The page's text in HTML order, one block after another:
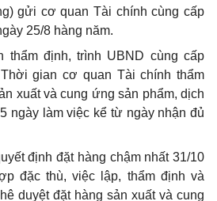
gửi cơ quan Tài chính cùng cấp
25/8 hàng năm.
thẩm định, trình UBND cùng cấp
gian cơ quan Tài chính thẩm
xuất và cung ứng sản phẩm, dịch
ngày làm việc kể từngày nhận đủ
định đặt hàng chậm nhất 31/10
đặc thù, việc lập, thẩm định và
duyệt đặt hàng sản xuất và cung